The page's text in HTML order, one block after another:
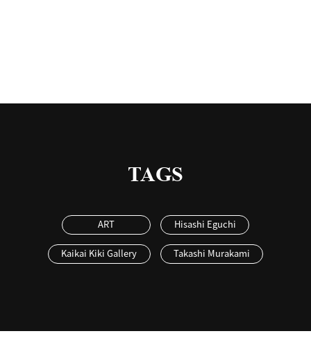
TAGS
ART Hisashi Eguchi
Kaikai Kiki Gallery Takashi Murakami